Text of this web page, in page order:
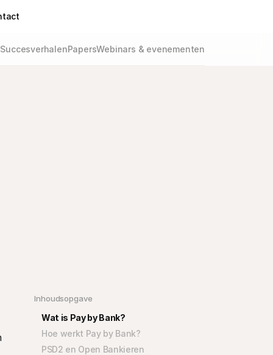
SuccesverhalenPapersWebinars & evenementen
Inhoudsopgave
Wat is Pay by Bank?
Hoe werkt Pay by Bank?
PSD2 en Open Bankieren